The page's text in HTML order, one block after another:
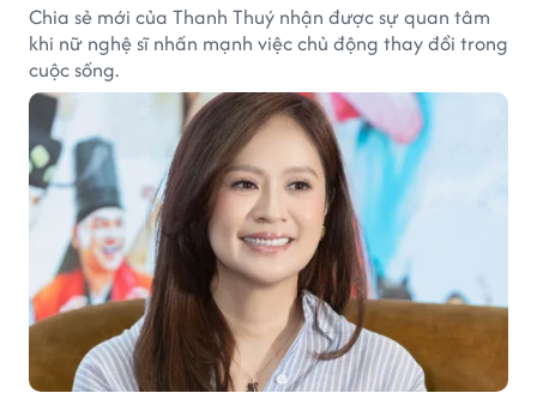
Chia sẻ mới của Thanh Thuý nhận được sự quan tâm
khi nữ nghệ sĩ nhấn mạnh việc chủ động thay đổi trong
cuộc sống.